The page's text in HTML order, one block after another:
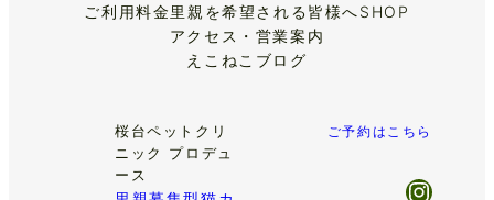
ご利用料金里親を希望される皆様へSHOP
アクセス・営業案内
えこねこブログ
桜台ペットクリ
ニック プロデュ
ース
ご予約はこちら